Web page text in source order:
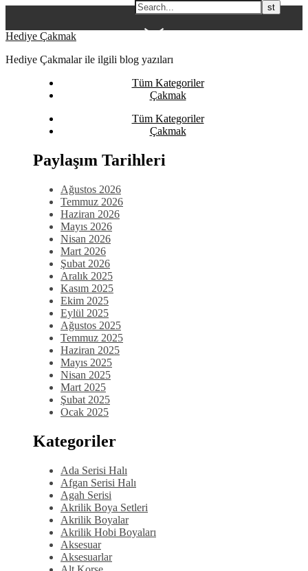
Skip
content
Hediye Çakmak
Hediye Çakmalar ile ilgili blog yazıları
Tüm Kategoriler
Çakmak
Tüm Kategoriler
Çakmak
Paylaşım Tarihleri
Ağustos 2026
Temmuz 2026
Haziran 2026
Mayıs 2026
Nisan 2026
Mart 2026
Şubat 2026
Aralık 2025
Kasım 2025
Ekim 2025
Eylül 2025
Ağustos 2025
Temmuz 2025
Haziran 2025
Mayıs 2025
Nisan 2025
Mart 2025
Şubat 2025
Ocak 2025
Kategoriler
Ada Serisi Halı
Afgan Serisi Halı
Agah Serisi
Akrilik Boya Setleri
Akrilik Boyalar
Akrilik Hobi Boyaları
Aksesuar
Aksesuarlar